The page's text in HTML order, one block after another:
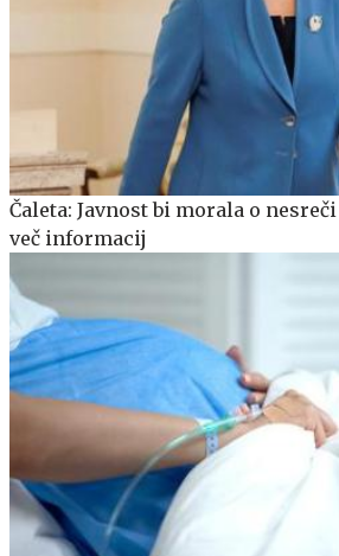
Čaleta: Javnost bi morala o
več informacij